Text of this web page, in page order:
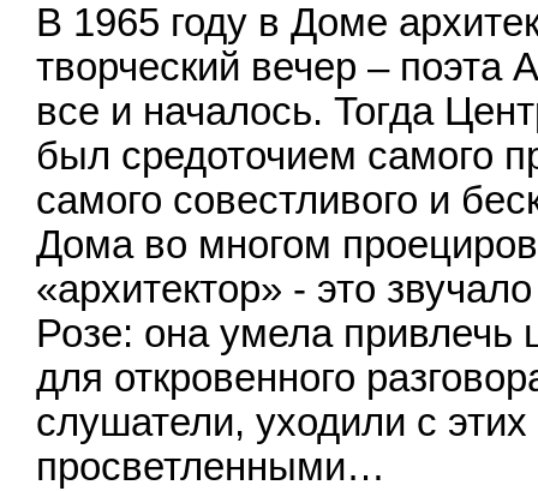
В 1965 году в Доме
творческий вечер – поэта
все и началось. Тогда
был средоточием самого
самого совестливого и
Дома во многом
«архитектор» - это
Розе: она умела привлечь
для откровенного
слушатели, уходили с
просветленными…